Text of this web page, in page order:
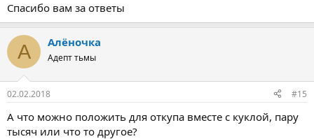
Спасибо вам за ответы
А Алёночка
Адепт тьмы
02.02.2018 #15
А что можно положить для откупа вместе с куклой, пару
тысяч или что то другое?